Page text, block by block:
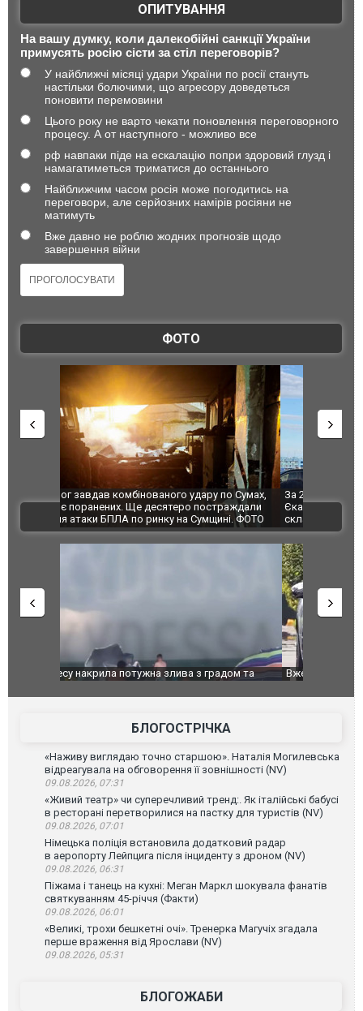
ОПИТУВАННЯ
На вашу думку, коли далекобійні санкції України
примусять росію сісти за стіл переговорів?
У найближчі місяці удари України по росії стануть
настільки болючими, що агресору доведеться
поновити перемовини
Цього року не варто чекати поновлення переговорного
процесу. А от наступного - можливо все
рф навпаки піде на ескалацію попри здоровий глузд і
намагатиметься триматися до останнього
Найближчим часом росія може погодитись на
переговори, але серйозних намірів росіяни не
матимуть
Вже давно не роблю жодних прогнозів щодо
завершення війни
ФОТО
За 2000 кілометрів від кордону з Україною: в
Єкатеринбурзі після атаки дронів загорівся
склад Wildberries. ФОТО. ВІДЕО
"Мої
ВІДЕО
Вже вивели на тести: Ferrari готує оновлення
Вийшов
фільму
БЛОГОСТРІЧКА
«Наживу виглядаю точно старшою». Наталія Могилевська
відреагувала на обговорення її зовнішності (NV)
09.08.2026, 07:31
«Живий театр» чи суперечливий тренд:. Як італійські бабусі
в ресторані перетворилися на пастку для туристів (NV)
09.08.2026, 07:01
Німецька поліція встановила додатковий радар
в аеропорту Лейпцига після інциденту з дроном (NV)
09.08.2026, 06:31
Піжама і танець на кухні: Меган Маркл шокувала фанатів
святкуванням 45-річчя (Факти)
09.08.2026, 06:01
«Великі, трохи бешкетні очі». Тренерка Магучіх згадала
перше враження від Ярослави (NV)
09.08.2026, 05:31
БЛОГОЖАБИ